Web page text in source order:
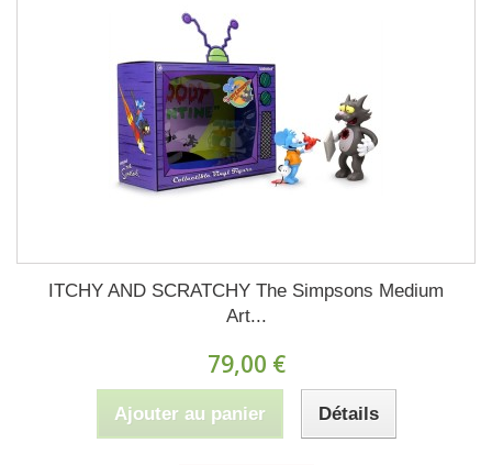
ITCHY AND SCRATCHY The Simpsons Medium
Art...
79,00 €
Ajouter au panier Détails